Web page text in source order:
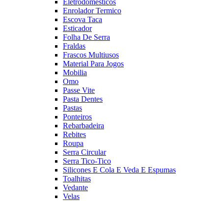
Eletrodomesticos
Enrolador Termico
Escova Taca
Esticador
Folha De Serra
Fraldas
Frascos Multiusos
Material Para Jogos
Mobilia
Omo
Passe Vite
Pasta Dentes
Pastas
Ponteiros
Rebarbadeira
Rebites
Roupa
Serra Circular
Serra Tico-Tico
Silicones E Cola E Veda E Espumas
Toalhitas
Vedante
Velas